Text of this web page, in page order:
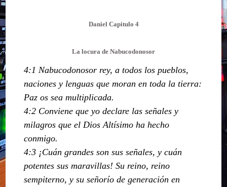
Daniel Capitulo 4
La locura de Nabucodonosor
4:1 Nabucodonosor rey, a todos los pueblos,
naciones y lenguas que moran en toda la tierra:
Paz os sea multiplicada.
4:2 Conviene que yo declare las señales y
milagros que el Dios Altísimo ha hecho
conmigo.
4:3 ¡Cuán grandes son sus señales, y cuán
potentes sus maravillas! Su reino, reino
sempiterno, y su señorío de generación en